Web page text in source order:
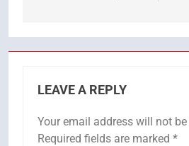
LEAVE A REPLY
Your email address will not
Required fields are marked *